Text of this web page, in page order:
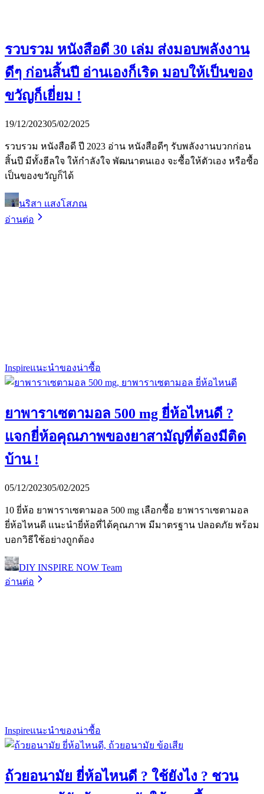
รวบรวม หนังสือดี 30 เล่ม ส่งมอบพลังงาน
ดีๆ ก่อนสิ้นปี อ่านเองก็เริด มอบให้เป็นของ
ขวัญก็เยี่ยม !
19/12/202305/02/2025
รวบรวม หนังสือดี ปี 2023 อ่าน หนังสือดีๆ รับพลังงานบวกก่อน
สิ้นปี มีทั้งฮีลใจ ให้กำลังใจ พัฒนาตนเอง จะซื้อให้ตัวเอง หรือซื้อ
เป็นของขวัญก็ได้
นริสา เเสงโสภณ
อ่านต่อ
Inspireแนะนำของน่าซื้อ
ยาพาราเซตามอล 500 mg ยี่ห้อไหนดี ?
แจกยี่ห้อคุณภาพของยาสามัญที่ต้องมีติด
บ้าน !
05/12/202305/02/2025
10 ยี่ห้อ ยาพาราเซตามอล 500 mg เลือกซื้อ ยาพาราเซตามอล
ยี่ห้อไหนดี แนะนำยี่ห้อที่ได้คุณภาพ มีมาตรฐาน ปลอดภัย พร้อม
บอกวิธีใช้อย่างถูกต้อง
DIY INSPIRE NOW Team
อ่านต่อ
Inspireแนะนำของน่าซื้อ
ถ้วยอนามัย ยี่ห้อไหนดี ? ใช้ยังไง ? ชวน